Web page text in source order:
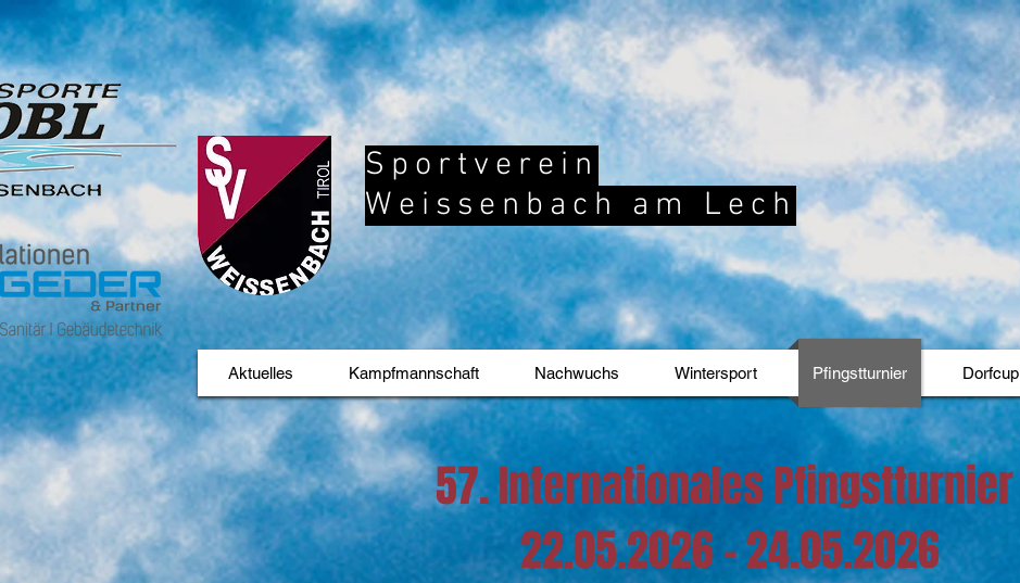
Sportverein
Weissenbach am Lech
Aktuelles Kampfmannschaft Nachwuchs Wintersport Pfingstturnier Dorfcup
57. Internationales Pfingstturnier
22.05.2026 - 24.05.2026